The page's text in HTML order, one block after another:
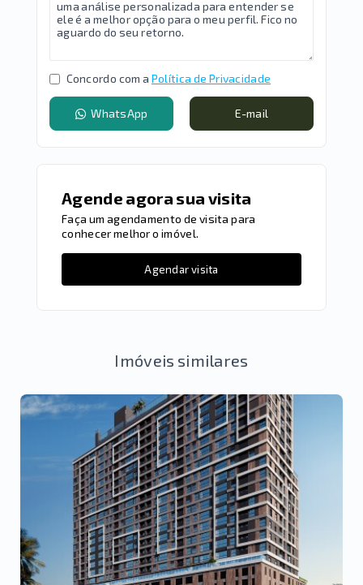
Concordo com a Política de Privacidade
WhatsApp E-mail
Agende agora sua visita
Faça um agendamento de visita para
conhecer melhor o imóvel.
Agendar visita
Imóveis similares